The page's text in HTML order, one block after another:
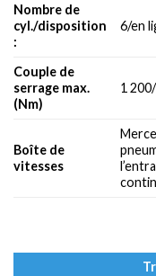
Nombre de
cyl./disposition
:
6/en
Couple de
serrage max.
(Nm)
1
Boîte de
vitesses